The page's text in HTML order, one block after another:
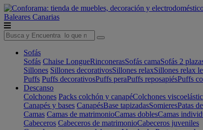
Baleares Canarias
Sofás
Sofás Chaise LongueRinconerasSofás camaSofás 2
Sillones Sillones decorativosSillones relaxSillones relax
Puffs Puffs decorativosPuffs peraPuffs reposapiésPuffs
Descanso
Colchones Packs colchón y canapéColchones
Canapés y bases CanapésBase tapizadasSomieresPatas
Camas Camas de matrimonioCamas doblesCamas
Cabeceros Cabeceros de matrimonioCabeceros juveniles